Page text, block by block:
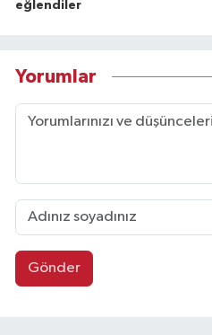
eğlendiler
Yorumlar
Gönder